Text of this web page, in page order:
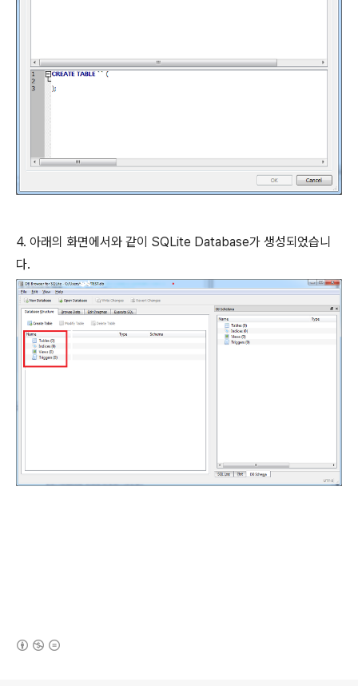
4. 아래의 화면에서와 같이 SQLite Database가 생성되었습니
다.